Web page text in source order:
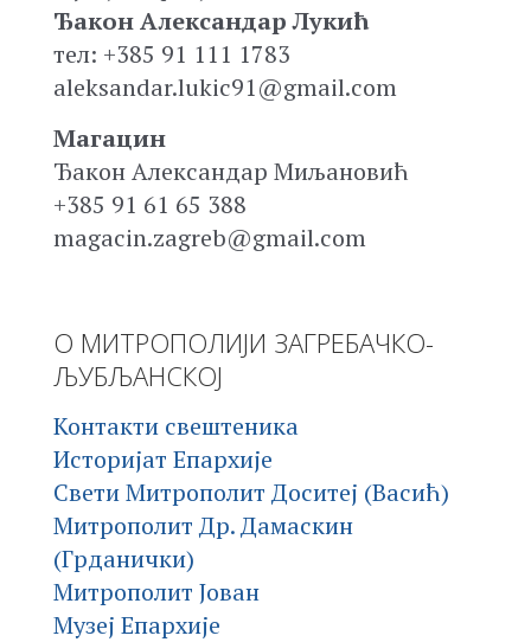
Ђакон Александар Лукић
тел: +385 91 111 1783
aleksandar.lukic91@gmail.com
Магацин
Ђакон Александар Миљановић
+385 91 61 65 388
magacin.zagreb@gmail.com
О МИТРОПОЛИЈИ ЗАГРЕБАЧКО-
ЉУБЉАНСКОЈ
Контакти свештеника
Историјат Епархије
Свети Митрополит Доситеј (Васић)
Митрополит Др. Дамаскин
(Грданички)
Митрополит Јован
Музеј Епархије